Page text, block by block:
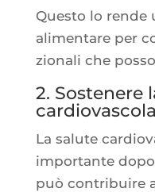
Ques­to lo
ali­men­tare per
zio­na­li che
2. Sostenere
La salute
impor­tante
può contri­buire